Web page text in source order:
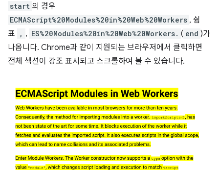
start 의 경우
ECMAScript%20Modules%20in%20Web%20Workers , 쉼
표
, , ES%20Modules%20in%20Web%20Workers. ( end )가
나옵니다. Chrome과 같이 지원되는 브라우저에서 클릭하면
전체 섹션이 강조 표시되고 스크롤하여 볼 수 있습니다.